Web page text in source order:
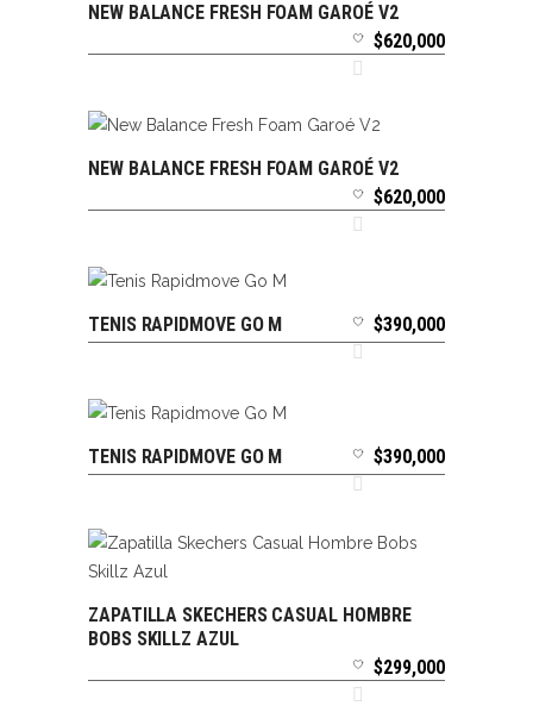
SELECCIONAR OPCIONES
NEW BALANCE FRESH FOAM GAROÉ V2
$620,000
SELECCIONAR OPCIONES
NEW BALANCE FRESH FOAM GAROÉ V2
$620,000
SELECCIONAR OPCIONES
TENIS RAPIDMOVE GO M $390,000
SELECCIONAR OPCIONES
TENIS RAPIDMOVE GO M $390,000
SELECCIONAR OPCIONES
ZAPATILLA SKECHERS CASUAL HOMBRE
BOBS SKILLZ AZUL
$299,000